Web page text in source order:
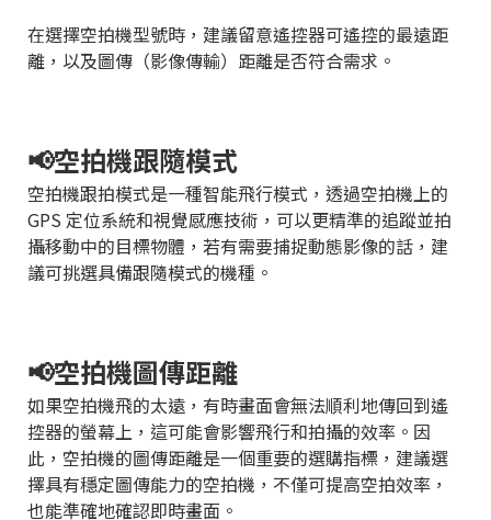
在選擇空拍機型號時，建議留意遙控器可遙控的最遠距
離，以及圖傳（影像傳輸）距離是否符合需求。
📢空拍機跟隨模式
空拍機跟拍模式是一種智能飛行模式，透過空拍機上的
GPS 定位系統和視覺感應技術，可以更精準的追蹤並拍
攝移動中的目標物體，若有需要捕捉動態影像的話，建
議可挑選具備跟隨模式的機種。
📢空拍機圖傳距離
如果空拍機飛的太遠，有時畫面會無法順利地傳回到遙
控器的螢幕上，這可能會影響飛行和拍攝的效率。因
此，空拍機的圖傳距離是一個重要的選購指標，建議選
擇具有穩定圖傳能力的空拍機，不僅可提高空拍效率，
也能準確地確認即時畫面。